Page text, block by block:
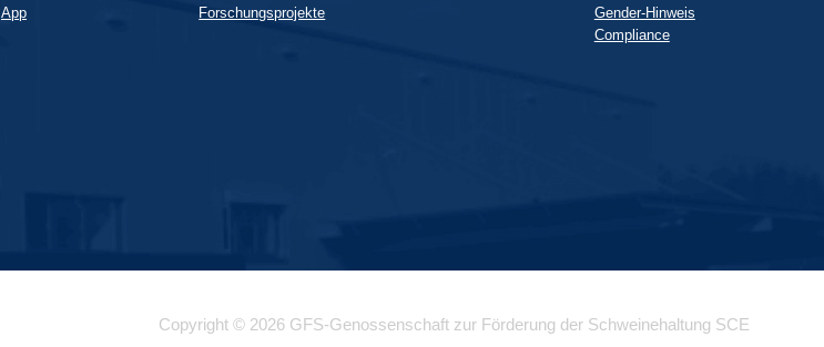
App
Forschungsprojekte
Gender-Hinweis
Compliance
Copyright © 2026 GFS-Genossenschaft zur Förderung der Schweinehaltung SCE